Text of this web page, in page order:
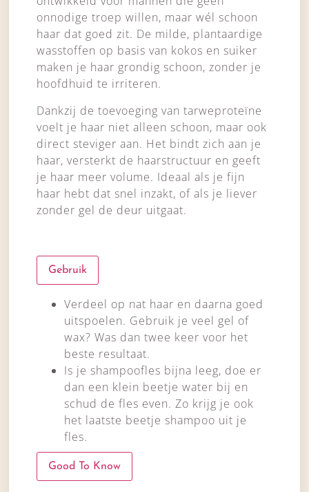
onnodige troep willen, maar wél schoon
haar dat goed zit. De milde, plantaardige
wasstoffen op basis van kokos en suiker
maken je haar grondig schoon, zonder je
hoofdhuid te irriteren.
Dankzij de toevoeging van tarweproteïne
voelt je haar niet alleen schoon, maar ook
direct steviger aan. Het bindt zich aan je
haar, versterkt de haarstructuur en geeft
je haar meer volume. Ideaal als je fijn
haar hebt dat snel inzakt, of als je liever
zonder gel de deur uitgaat.
Gebruik
Verdeel op nat haar en daarna goed
uitspoelen. Gebruik je veel gel of
wax? Was dan twee keer voor het
beste resultaat.
Is je shampoofles bijna leeg, doe er
dan een klein beetje water bij en
schud de fles even. Zo krijg je ook
het laatste beetje shampoo uit je
fles.
Good To Know